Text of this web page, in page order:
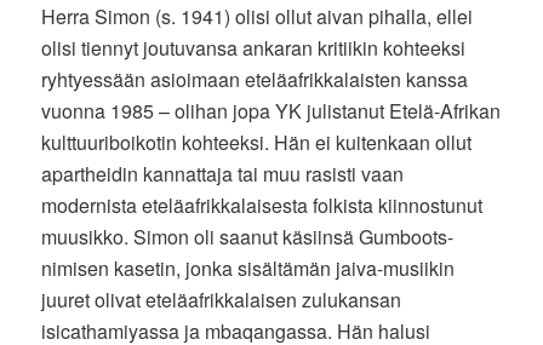
Herra Simon (s. 1941) olisi ollut aivan pihalla, ellei
olisi tiennyt joutuvansa ankaran kritiikin kohteeksi
ryhtyessään asioimaan eteläafrikkalaisten kanssa
vuonna 1985 – olihan jopa YK julistanut Etelä-Afrikan
kulttuuriboikotin kohteeksi. Hän ei kuitenkaan ollut
apartheidin kannattaja tai muu rasisti vaan
modernista eteläafrikkalaisesta folkista kiinnostunut
muusikko. Simon oli saanut käsiinsä Gumboots-
nimisen kasetin, jonka sisältämän jaiva-musiikin
juuret olivat eteläafrikkalaisen zulukansan
isicathamiyassa ja mbaqangassa. Hän halusi